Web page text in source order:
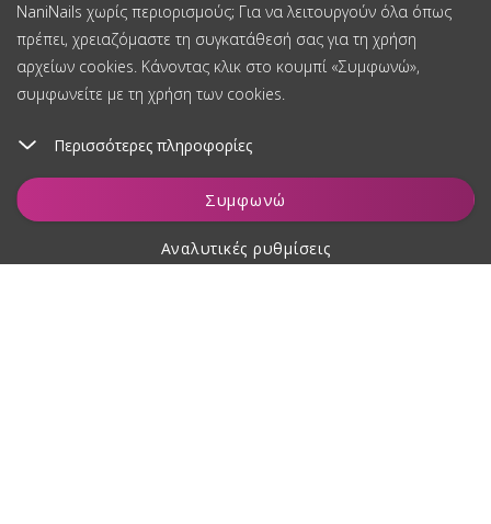
NaniNails χωρίς περιορισμούς; Για να λειτουργούν όλα όπως
πρέπει, χρειαζόμαστε τη συγκατάθεσή σας για τη χρήση
αρχείων cookies. Κάνοντας κλικ στο κουμπί «Συμφωνώ»,
συμφωνείτε με τη χρήση των cookies.
Περισσότερες πληροφορίες
Συμφωνώ
Αναλυτικές ρυθμίσεις